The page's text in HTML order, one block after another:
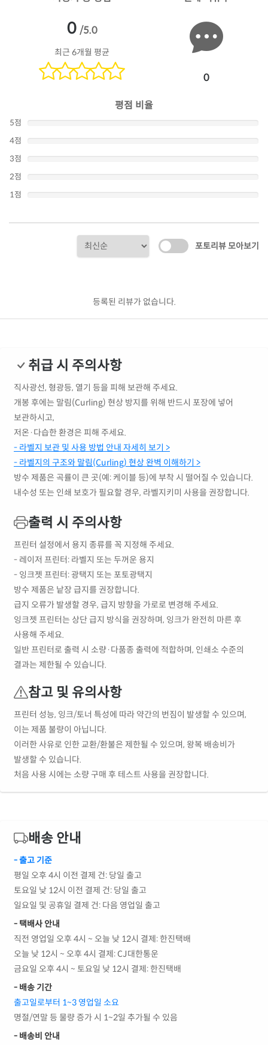
0 /5.0
최근 6개월 평균
0
평점 비율
5점
4점
3점
2점
1점
포토리뷰 모아보기
등록된 리뷰가 없습니다.
취급 시 주의사항
직사광선, 형광등, 열기 등을 피해 보관해 주세요.
개봉 후에는 말림(Curling) 현상 방지를 위해 반드시 포장에 넣어
보관하시고,
저온·다습한 환경은 피해 주세요.
- 라벨지 보관 및 사용 방법 안내 자세히 보기 >
- 라벨지의 구조와 말림(Curling) 현상 완벽 이해하기 >
방수 제품은 곡률이 큰 곳(예: 케이블 등)에 부착 시 떨어질 수 있습니다.
내수성 또는 인쇄 보호가 필요할 경우, 라벨지키미 사용을 권장합니다.
출력 시 주의사항
프린터 설정에서 용지 종류를 꼭 지정해 주세요.
- 레이저 프린터: 라벨지 또는 두꺼운 용지
- 잉크젯 프린터: 광택지 또는 포토광택지
방수 제품은 낱장 급지를 권장합니다.
급지 오류가 발생할 경우, 급지 방향을 가로로 변경해 주세요.
잉크젯 프린터는 상단 급지 방식을 권장하며, 잉크가 완전히 마른 후
사용해 주세요.
일반 프린터로 출력 시 소량·다품종 출력에 적합하며, 인쇄소 수준의
결과는 제한될 수 있습니다.
참고 및 유의사항
프린터 성능, 잉크/토너 특성에 따라 약간의 번짐이 발생할 수 있으며,
이는 제품 불량이 아닙니다.
이러한 사유로 인한 교환/환불은 제한될 수 있으며, 왕복 배송비가
발생할 수 있습니다.
처음 사용 시에는 소량 구매 후 테스트 사용을 권장합니다.
배송 안내
- 출고 기준
평일 오후 4시 이전 결제 건: 당일 출고
토요일 낮 12시 이전 결제 건: 당일 출고
일요일 및 공휴일 결제 건: 다음 영업일 출고
- 택배사 안내
직전 영업일 오후 4시 ~ 오늘 낮 12시 결제: 한진택배
오늘 낮 12시 ~ 오후 4시 결제: CJ대한통운
금요일 오후 4시 ~ 토요일 낮 12시 결제: 한진택배
- 배송 기간
출고일로부터 1~3 영업일 소요
명절/연말 등 물량 증가 시 1~2일 추가될 수 있음
- 배송비 안내